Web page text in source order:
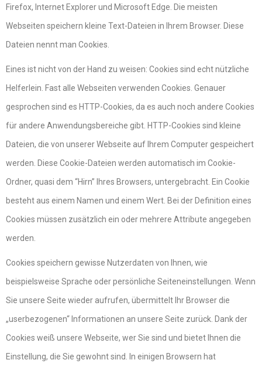
Firefox, Internet Explorer und Microsoft Edge. Die meisten
Webseiten speichern kleine Text-Dateien in Ihrem Browser. Diese
Dateien nennt man Cookies.
Eines ist nicht von der Hand zu weisen: Cookies sind echt nützliche
Helferlein. Fast alle Webseiten verwenden Cookies. Genauer
gesprochen sind es HTTP-Cookies, da es auch noch andere Cookies
für andere Anwendungsbereiche gibt. HTTP-Cookies sind kleine
Dateien, die von unserer Webseite auf Ihrem Computer gespeichert
werden. Diese Cookie-Dateien werden automatisch im Cookie-
Ordner, quasi dem “Hirn” Ihres Browsers, untergebracht. Ein Cookie
besteht aus einem Namen und einem Wert. Bei der Definition eines
Cookies müssen zusätzlich ein oder mehrere Attribute angegeben
werden.
Cookies speichern gewisse Nutzerdaten von Ihnen, wie
beispielsweise Sprache oder persönliche Seiteneinstellungen. Wenn
Sie unsere Seite wieder aufrufen, übermittelt Ihr Browser die
„userbezogenen“ Informationen an unsere Seite zurück. Dank der
Cookies weiß unsere Webseite, wer Sie sind und bietet Ihnen die
Einstellung, die Sie gewohnt sind. In einigen Browsern hat